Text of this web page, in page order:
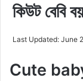
কিউট বেবি
Last Updated: June
Cute